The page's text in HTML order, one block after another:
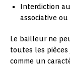
Interdiction
associative ou
Le bailleur ne
toutes les
comme un